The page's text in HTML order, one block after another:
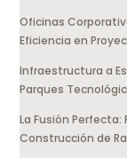
Oficinas
Eficiencia en
Infraestructura a
Parques
La Fusión
Construcción de